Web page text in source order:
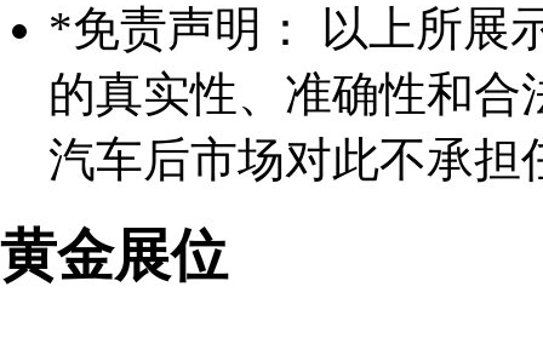
*免责声明： 以上所展
的真实性、准确性和合
汽车后市场对此不承担
黄金展位